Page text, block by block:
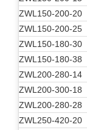
ZWL150-200-20
ZWL150-200-25
ZWL150-180-30
ZWL150-180-38
ZWL200-280-14
ZWL200-300-18
ZWL200-280-28
ZWL250-420-20